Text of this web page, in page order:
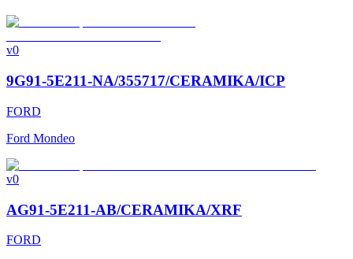
v0
9G91-5E211-NA/355717/CERAMIKA/ICP
FORD
Ford Mondeo
v0
AG91-5E211-AB/CERAMIKA/XRF
FORD